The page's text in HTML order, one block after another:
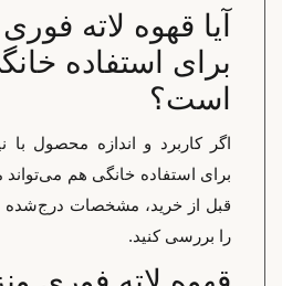
آیا قهوه لاته فوری
برای استفاده
است؟
اگر کاربرد و اندازه محصول با
برای استفاده خانگی هم می‌تواند
قبل از خرید، مشخصات درج‌شده
را بررسی کنید.